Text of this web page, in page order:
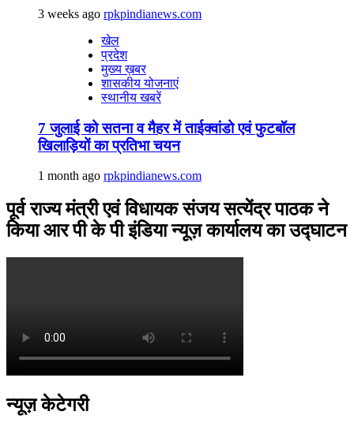
3 weeks ago rpkpindianews.com
खेल
प्रदेश
मुख्य ख़बर
शासकीय योजनाएं
स्थानीय खबरें
7 जुलाई को सतना व मैहर में ताईक्वांडो एवं फुटबॉल
खिलाड़ियों का प्रतिभा चयन
1 month ago rpkpindianews.com
पूर्व राज्य मंत्री एवं विधायक संजय सत्येंद्र पाठक ने
किया आर पी के पी इंडिया न्यूज़ कार्यालय का उद्घाटन
न्यूज़ केटेगरी